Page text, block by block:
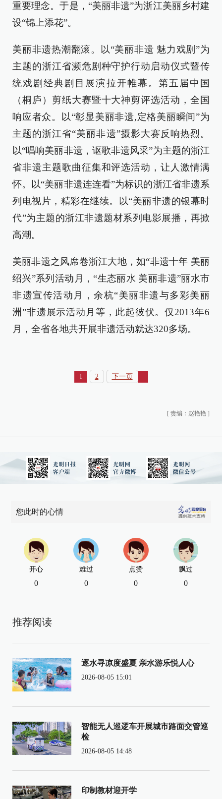
重要理念。于是，“美丽非遗”为浙江美丽乡村建
设“锦上添花”。
美丽非遗热潮翻滚。以“美丽非遗 魅力戏剧”为
主题的浙江省濒危剧种守护行动启动仪式暨传
统戏剧经典剧目展演拉开帷幕。第五届中国
（桐庐）剪纸大赛暨十大神剪评选活动，全国
响应者众。以“彰显美丽非遗,定格美丽瞬间”为
主题的浙江省“美丽非遗”摄影大赛反响热烈。
以“唱响美丽非遗，讴歌非遗风采”为主题的浙江
省非遗主题歌曲征集和评选活动，让人激情满
怀。以“美丽非遗连连看”为标识的浙江省非遗系
列电视片，精彩在继续。以“美丽非遗的银幕时
代”为主题的浙江非遗题材系列电影展播，再掀
高潮。
美丽非遗之风席卷浙江大地，如“非遗十年 美丽
绍兴”系列活动月，“生态丽水 美丽非遗”丽水市
非遗宣传活动月，余杭“美丽非遗与多彩美丽
洲”非遗展示活动月等，此起彼伏。仅2013年6
月，全省各地共开展非遗活动就达320多场。
1 2 下一页
[ 责编：赵艳艳 ]
您此时的心情
开心
0
难过
0
点赞
0
飘过
0
推荐阅读
逐水寻凉度盛夏 亲水游乐悦人心
2026-08-05 15:01
智能无人巡逻车开展城市路面交管巡
检
2026-08-05 14:48
印制教材迎开学